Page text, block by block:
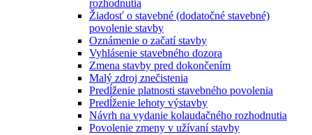
rozhodnutia
Žiadosť o stavebné (dodatočné stavebné)
povolenie stavby
Oznámenie o začatí stavby
Vyhlásenie stavebného dozora
Zmena stavby pred dokončením
Malý zdroj znečistenia
Predĺženie platnosti stavebného povolenia
Predĺženie lehoty výstavby
Návrh na vydanie kolaudačného rozhodnutia
Povolenie zmeny v užívaní stavby